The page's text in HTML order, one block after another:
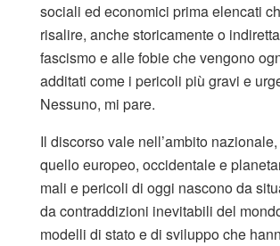
sociali ed economici prima elencati
risalire, anche storicamente o
fascismo e alle fobie che vengono
additati come i pericoli più gravi e
Nessuno, mi pare.
Il discorso vale nell’ambito
quello europeo, occidentale e
mali e pericoli di oggi nascono da
da contraddizioni inevitabili del
modelli di stato e di sviluppo che